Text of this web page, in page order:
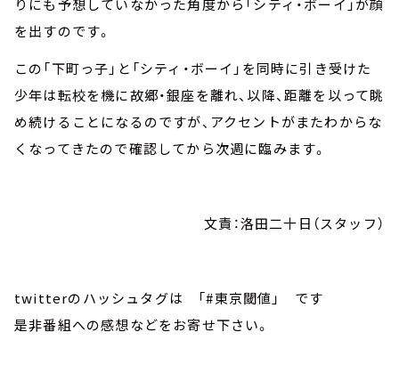
を出すのです。
この「下町っ子」と「シティ・ボーイ」を同時に引き受けた
少年は転校を機に故郷・銀座を離れ、以降、距離を以って眺
め続けることになるのですが、アクセントがまたわからな
くなってきたので確認してから次週に臨みます。
文責：洛田二十日（スタッフ）
twitterのハッシュタグは 「#東京閾値」 です
是非番組への感想などをお寄せ下さい。